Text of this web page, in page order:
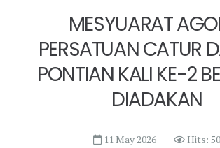
MESYUARAT
PERSATUAN CATUR
PONTIAN KALI KE-2
DIADAKAN
11 May 2026 Hits: 50